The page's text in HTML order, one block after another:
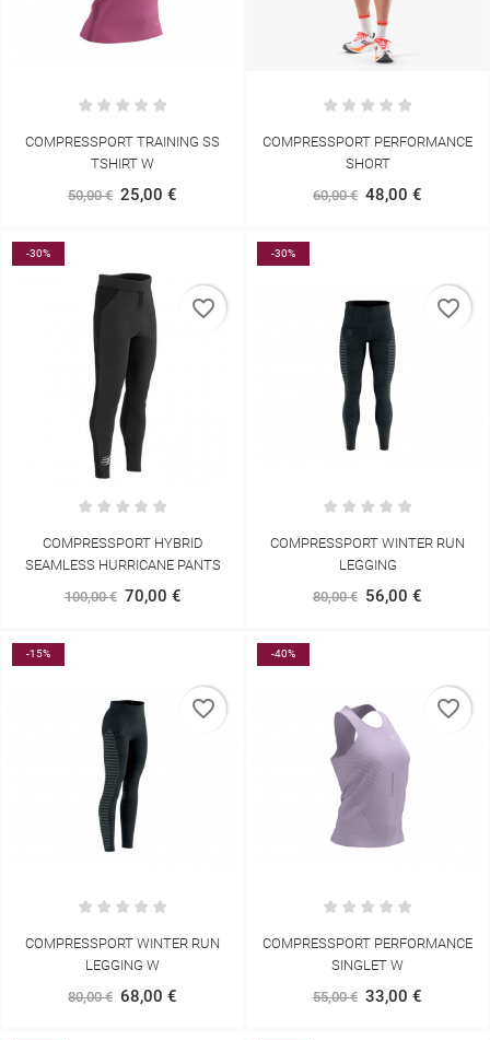
COMPRESSPORT TRAINING SS
TSHIRT W
50,00 € 25,00 €
COMPRESSPORT PERFORMANCE
SHORT
60,00 € 48,00 €
-30%
COMPRESSPORT HYBRID
SEAMLESS HURRICANE PANTS
100,00 € 70,00 €
favorite_border
-30%
COMPRESSPORT WINTER RUN
LEGGING
80,00 € 56,00 €
favorite_border
-15%
COMPRESSPORT WINTER RUN
LEGGING W
80,00 € 68,00 €
favorite_border
-40%
COMPRESSPORT PERFORMANCE
SINGLET W
55,00 € 33,00 €
favorite_border